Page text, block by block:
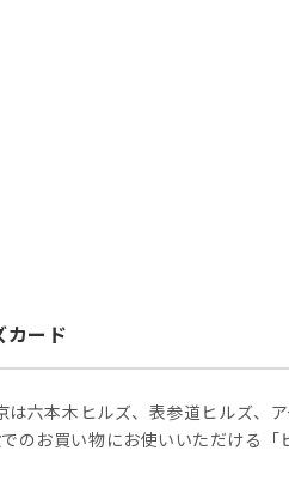
カード
六本木ヒルズ、表参道ヒルズ、ア
のお買い物にお使いいただける「